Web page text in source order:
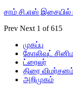
சாம் சி.எஸ் இசையில்
Prev Next 1 of 615
முகப்பு
கோலிவுட்
ட்ரைலர்
திரை
அறிமுகம்